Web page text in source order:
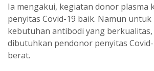
Ia mengakui, kegiatan donor plasma
penyitas Covid-19 baik. Namun
kebutuhan antibodi yang
dibutuhkan pendonor penyitas
berat.